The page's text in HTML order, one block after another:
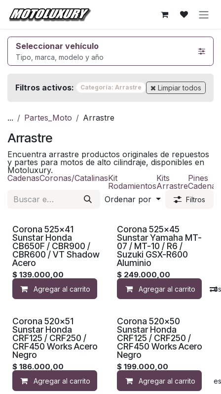
Ir al contenido
Seleccionar vehículo
Tipo, marca, modelo y año
Filtros activos: Categoría: Arrastre Limpiar todos
... Partes_Moto Arrastre
Arrastre
Encuentra arrastre productos originales de repuestos
y partes para motos de alto cilindraje, disponibles en
Motoluxury.
CadenasCoronas/CatalinasKit
Rodamientos
Kits
Arrastre
Pines
Cadena
Ordenar por Filtros
Corona 525x41
Sunstar Honda
CB650F / CBR900 /
CBR600 / VT Shadow
Acero
$ 139.000,00
Agregar al carrito Agregar a la lista de
Corona 525x45
Sunstar Yamaha MT-
07 / MT-10 / R6 /
Suzuki GSX-R600
Aluminio
$ 249.000,00
Agregar al carrito
Proximamente
Corona 520x51
Sunstar Honda
CRF125 / CRF250 /
CRF450 Works Acero
Negro
$ 186.000,00
Agregar al carrito Agregar a la lista de
Proximamente
Corona 520x50
Sunstar Honda
CRF125 / CRF250 /
CRF450 Works Acero
Negro
$199.000,00
Agregar al carrito